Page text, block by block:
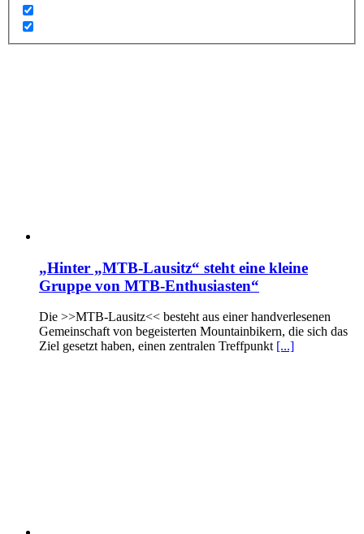
„Hinter „MTB-Lausitz“ steht eine kleine
Gruppe von MTB-Enthusiasten“
Die >>MTB-Lausitz<< besteht aus einer handverlesenen
Gemeinschaft von begeisterten Mountainbikern, die sich das
Ziel gesetzt haben, einen zentralen Treffpunkt [...]